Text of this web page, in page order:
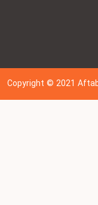
Copyright © 202 1